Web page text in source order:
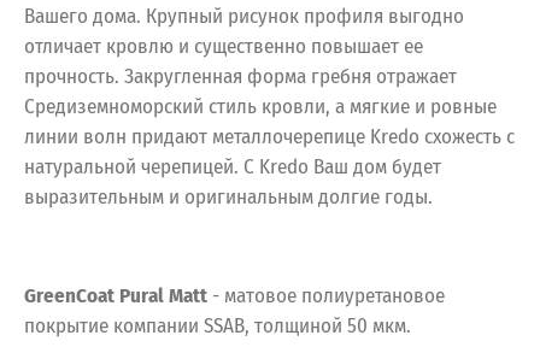
Вашего дома. Крупный рисунок профиля выгодно
отличает кровлю и существенно повышает ее
прочность. Закругленная форма гребня отражает
Средиземноморский стиль кровли, а мягкие и ровные
линии волн придают металлочерепице Kredo схожесть с
натуральной черепицей. С Kredo Ваш дом будет
выразительным и оригинальным долгие годы.
GreenCoat Pural Matt - матовое полиуретановое
покрытие компании SSAB, толщиной 50 мкм.